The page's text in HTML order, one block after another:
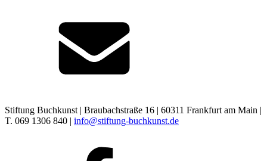
Stiftung Buchkunst | Braubachstraße 16 | 60311 Frankfurt am Main |
T. 069 1306 840 | info@stiftung-buchkunst.de